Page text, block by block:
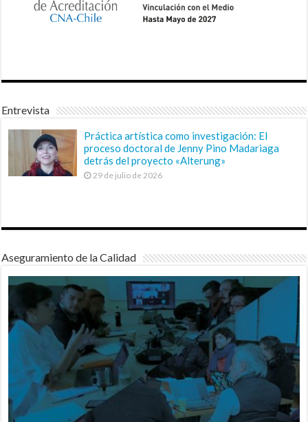
Entrevista
Práctica artística como investigación: El
proceso doctoral de Jenny Pino Madariaga
detrás del proyecto «Alterung»
29 de julio de 2026
Aseguramiento de la Calidad